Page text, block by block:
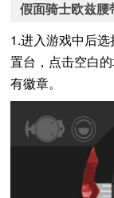
假面骑士欧兹
1.进入游戏中后
置台，点击空白
有徽章。